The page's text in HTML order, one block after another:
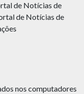
de Notícias de
de Notícias de
nos computadores